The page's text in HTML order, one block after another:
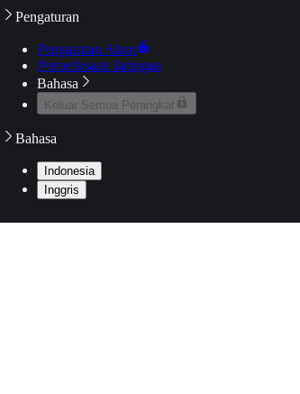
Pengaturan
Pengaturan Akun
Pemeriksaan Jaringan
Bahasa
Keluar Semua Perangkat
Bahasa
Indonesia
Inggris